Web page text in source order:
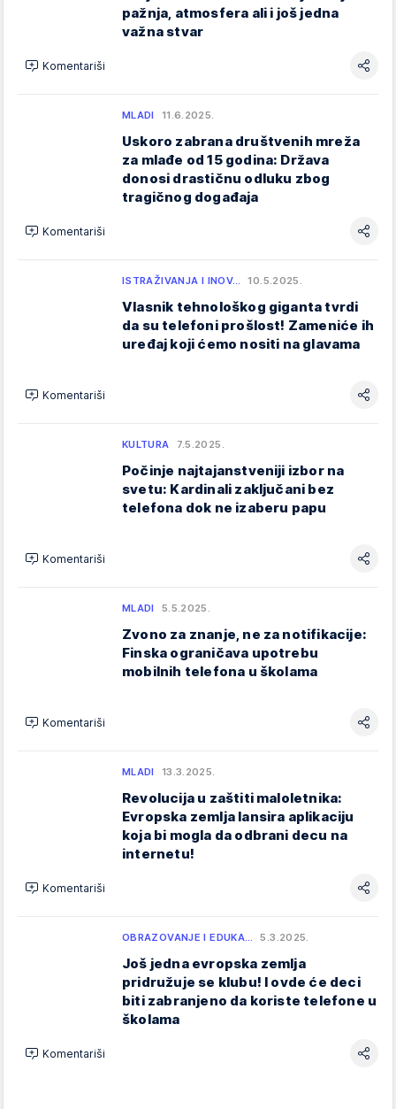
pažnja, atmosfera ali i još jedna
važna stvar
Komentariši
MLADI 11.6.2025.
Uskoro zabrana društvenih mreža
za mlađe od 15 godina: Država
donosi drastičnu odluku zbog
tragičnog događaja
Komentariši
ISTRAŽIVANJA I INOV… 10.5.2025.
Vlasnik tehnološkog giganta tvrdi
da su telefoni prošlost! Zameniće ih
uređaj koji ćemo nositi na glavama
Komentariši
KULTURA 7.5.2025.
Počinje najtajanstveniji izbor na
svetu: Kardinali zaključani bez
telefona dok ne izaberu papu
Komentariši
MLADI 5.5.2025.
Zvono za znanje, ne za notifikacije:
Finska ograničava upotrebu
mobilnih telefona u školama
Komentariši
MLADI 13.3.2025.
Revolucija u zaštiti maloletnika:
Evropska zemlja lansira aplikaciju
koja bi mogla da odbrani decu na
internetu!
Komentariši
OBRAZOVANJE I EDUKA… 5.3.2025.
Još jedna evropska zemlja
pridružuje se klubu! I ovde će deci
biti zabranjeno da koriste telefone u
školama
Komentariši